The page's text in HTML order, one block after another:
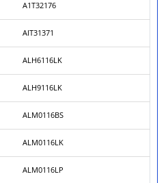
A1T32176
AIT31371
ALH6116LK
ALH9116LK
ALM0116BS
ALM0116LK
ALM0116LP